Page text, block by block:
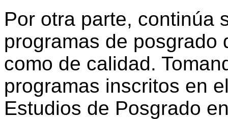
Por otra parte, continúa
programas de posgrado
como de calidad.
programas inscritos en
Estudios de Posgrado